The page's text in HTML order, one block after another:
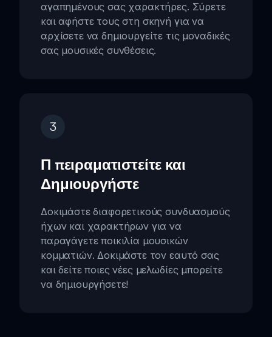
αγαπημένους σας χαρακτήρες. Σύρετε
και αφήστε τους στη σκηνή για να
αρχίσετε να δημιουργείτε τις μοναδικές
σας μουσικές συνθέσεις.
3
Π πειραματιστείτε και
Δημιουργήστε
Δοκιμάστε διαφορετικούς συνδυασμούς
ήχων και χαρακτήρων για να
παραγάγετε ποικιλία μουσικών
κομματιών. Δοκιμάστε τον εαυτό σας
και δείτε ποιες νέες μελωδίες μπορείτε
να δημιουργήσετε!